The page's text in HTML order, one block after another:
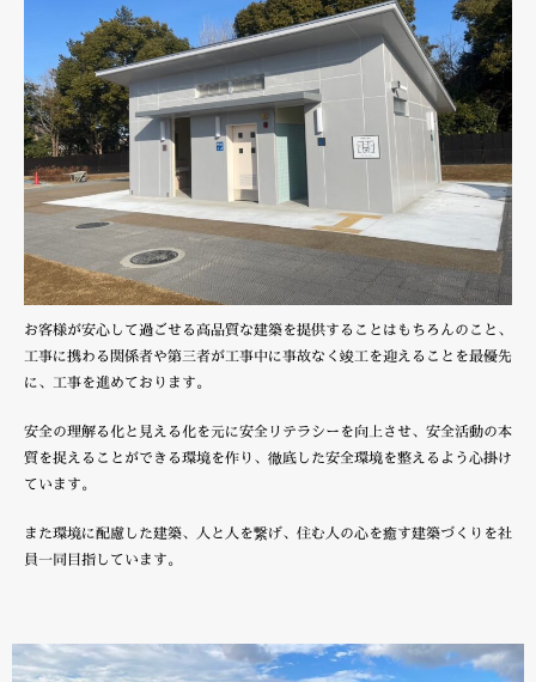
お客様が安心して過ごせる高品質な建築を提供することはもちろんのこと、
工事に携わる関係者や第三者が工事中に事故なく竣工を迎えることを最優先
に、工事を進めております。
安全の理解る化と見える化を元に安全リテラシーを向上させ、安全活動の本
質を捉えることができる環境を作り、徹底した安全環境を整えるよう心掛け
ています。
また環境に配慮した建築、人と人を繋げ、住む人の心を癒す建築づくりを社
員一同目指しています。